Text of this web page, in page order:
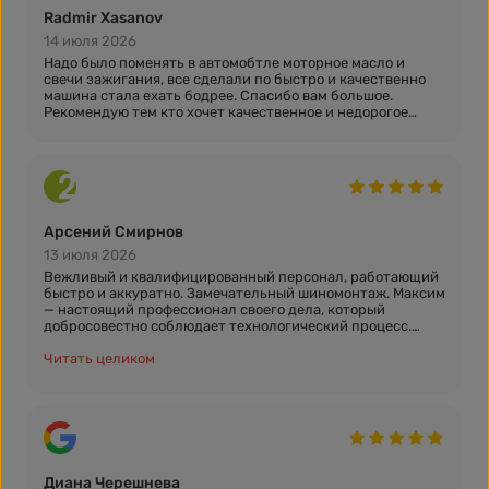
Radmir Xasanov
14 июля 2026
Надо было поменять в автомобтле моторное масло и
свечи зажигания, все сделали по быстро и качественно
машина стала ехать бодрее. Спасибо вам большое.
Рекомендую тем кто хочет качественное и недорогое
Арсений Смирнов
13 июля 2026
Вежливый и квалифицированный персонал, работающий
быстро и аккуратно. Замечательный шиномонтаж. Максим
— настоящий профессионал своего дела, который
добросовестно соблюдает технологический процесс.
Читать целиком
Диана Черешнева